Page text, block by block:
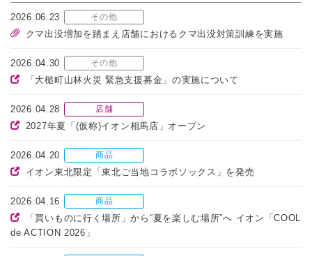
2026.06.23 その他
クマ出没増加を踏まえ店舗におけるクマ出没対策訓練を実施
2026.04.30 その他
「大槌町山林火災 緊急支援募金」の実施について
2026.04.28 店舗
2027年夏「(仮称)イオン相馬店」オープン
2026.04.20 商品
イオン東北限定「東北ご当地コラボソックス」を発売
2026.04.16 商品
「買いものに行く場所」から“夏を楽しむ場所”へ イオン「COOL
de ACTION 2026」